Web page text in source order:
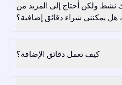
نشط ولكن أحتاج إلى المزيد من
هل يمكنني شراء دقائق إضافية؟
كيف تعمل دقائق الإضافة؟